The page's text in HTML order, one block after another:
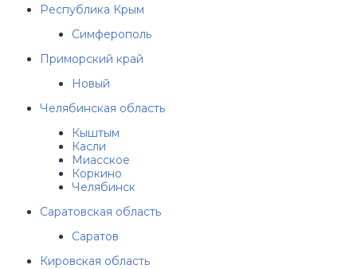
Республика Крым
Симферополь
Приморский край
Новый
Челябинская область
Кыштым
Касли
Миасское
Коркино
Челябинск
Саратовская область
Саратов
Кировская область